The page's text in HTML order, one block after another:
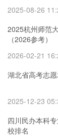
2025-08-26
2025杭州师范
（2026参考）
2026-02-21
湖北省高考志
2025-12-23
四川民办本科
校排名